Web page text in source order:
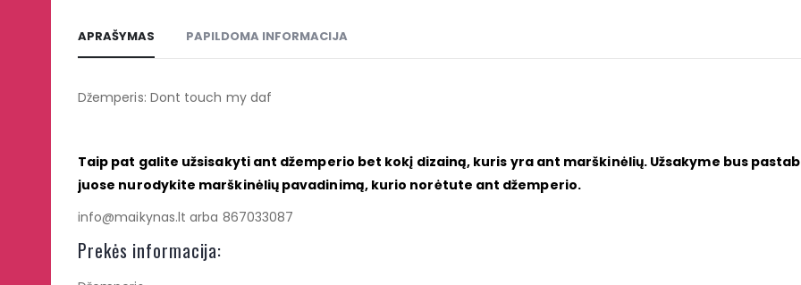
APRAŠYMAS PAPILDOMA INFORMACIJA
Džemperis: Dont touch my daf
Taip pat galite užsisakyti ant džemperio bet kokį dizainą, kuris yra ant marškinėlių. Užsakyme bus
juose nurodykite marškinėlių pavadinimą, kurio norėtute ant džemperio.
info@maikynas.lt arba 867033087
Prekės informacija: